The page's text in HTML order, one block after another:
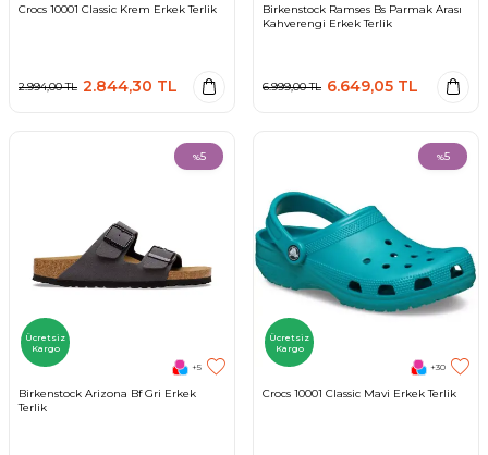
Crocs 10001 Classic Krem Erkek Terlik
2.994,00TL 2.844,30 TL
Birkenstock Ramses Bs Parmak Arası
Kahverengi Erkek Terlik
6.999,00TL 6.649,05 TL
%5
Ücretsiz
Kargo
+5
Birkenstock Arizona Bf Gri Erkek
Terlik
%5
Ücretsiz
Kargo
+30
Crocs 10001 Classic Mavi Erkek Terlik